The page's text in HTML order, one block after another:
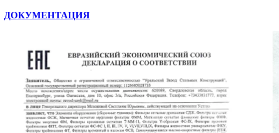
ДОКУМЕНТАЦИЯ